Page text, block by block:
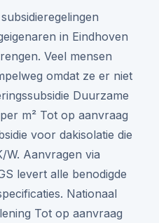
in Eindhoven
Veel mensen
omdat ze er niet
Duurzame
m² Tot op aanvraag
voor dakisolatie die
W. Aanvragen via
levert alle benodigde
Nationaal
Tot op aanvraag